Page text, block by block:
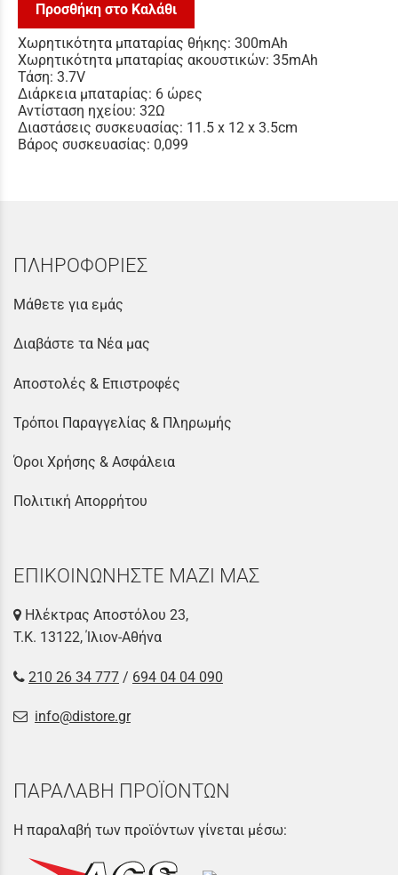
Προσθήκη στο Καλάθι
Χωρητικότητα μπαταρίας θήκης: 300mAh
Χωρητικότητα μπαταρίας ακουστικών: 35mAh
Τάση: 3.7V
Διάρκεια μπαταρίας: 6 ώρες
Aντίσταση ηχείου: 32Ω
Διαστάσεις συσκευασίας: 11.5 x 12 x 3.5cm
Βάρος συσκευασίας: 0,099
ΠΛΗΡΟΦΟΡΙΕΣ
Μάθετε για εμάς
Διαβάστε τα Νέα μας
Αποστολές & Επιστροφές
Τρόποι Παραγγελίας & Πληρωμής
Όροι Χρήσης & Ασφάλεια
Πολιτική Απορρήτου
ΕΠΙΚΟΙΝΩΝΗΣΤΕ ΜΑΖΙ ΜΑΣ
Ηλέκτρας Αποστόλου 23,
Τ.Κ. 13122, Ίλιον-Αθήνα
210 26 34 777 / 694 04 04 090
info@distore.gr
ΠΑΡΑΛΑΒΗ ΠΡΟΪΟΝΤΩΝ
Η παραλαβή των προϊόντων γίνεται μέσω: